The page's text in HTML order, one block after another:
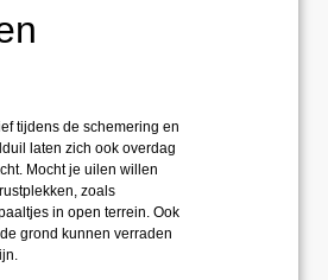
tijdens de schemering en
laten zich ook overdag
Mocht je uilen willen
zoals
in open terrein. Ook
grond kunnen verraden